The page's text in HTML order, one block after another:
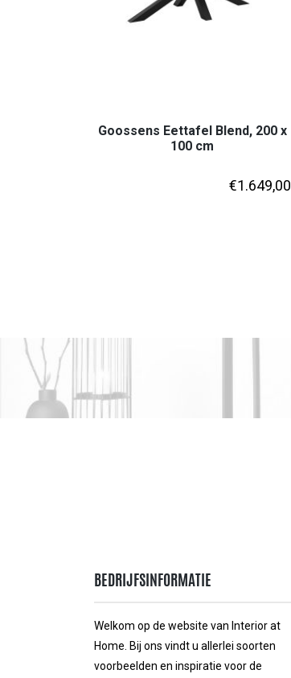
Goossens Eettafel Blend, 200 x
100 cm
€1.649,00
BEDRIJFSINFORMATIE
Welkom op de website van Interior at
Home. Bij ons vindt u allerlei soorten
voorbeelden en inspiratie voor de